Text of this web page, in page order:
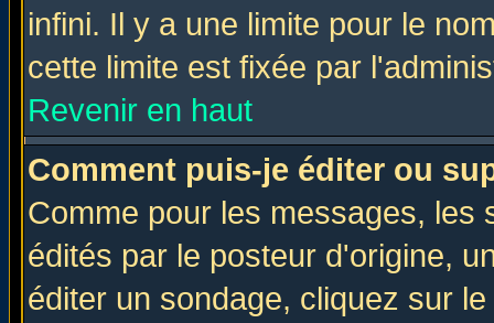
infini. Il y a une limite pour le
cette limite est fixée par
Revenir en haut
Comment puis-je éditer ou
Comme pour les messages, les
édités par le posteur d'origine,
éditer un sondage, cliquez sur